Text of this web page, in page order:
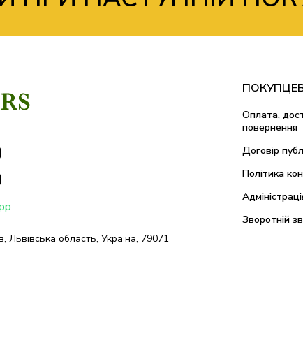
область, Україна, 79071
Оплата,
повернення
Договір
Політика
Зворотній